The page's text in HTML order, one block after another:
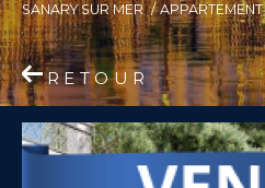
SANARY SUR MER
APPARTEMENT
RETOUR